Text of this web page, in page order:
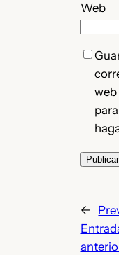
Web
web
←